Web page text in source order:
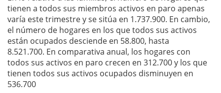
tienen a todos sus miembros activos en paro apenas
varía este trimestre y se sitúa en 1.737.900. En cambio,
el número de hogares en los que todos sus activos
están ocupados desciende en 58.800, hasta
8.521.700. En comparativa anual, los hogares con
todos sus activos en paro crecen en 312.700 y los que
tienen todos sus activos ocupados disminuyen en
536.700